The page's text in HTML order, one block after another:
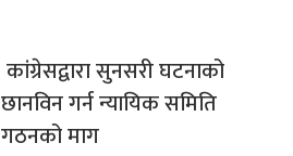
कांग्रेसद्वारा सुनसरी घटनाको
छानविन गर्न न्यायिक समिति
गठनको माग